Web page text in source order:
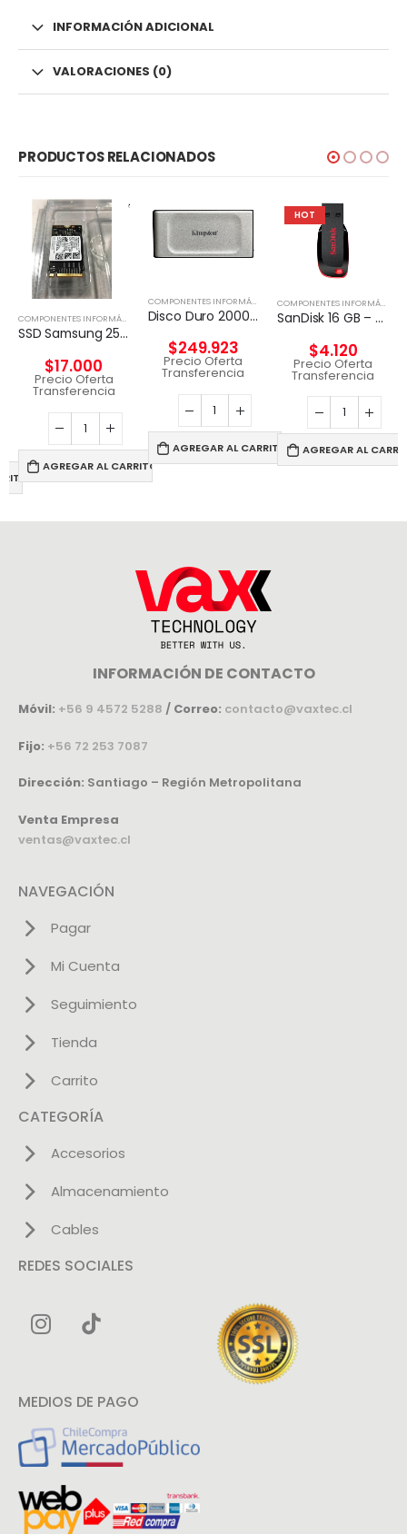
INFORMACIÓN ADICIONAL
VALORACIONES (0)
PRODUCTOS RELACIONADOS
COMPONENTES INFORMÁTICOS ,DISCO EXTERNO
SSD Samsung 256 GB / Unidad de estado sólido
$17.000
Precio Oferta
Transferencia
AGREGAR AL CARRITO
COMPONENTES INFORMÁTICOS ,DISCO EXTERNO
Disco Duro 2000G PORTABLE SSD XS2000 USB 3.2 Gen 2
$249.923
Precio Oferta
Transferencia
AGREGAR AL CARRITO
HOT
COMPONENTES INFORMÁTICOS
SanDisk 16 GB – USB 2.0
$4.120
Precio Oferta
Transferencia
AGREGAR AL
INFORMACIÓN DE CONTACTO
Móvil: +56 9 4572 5288 / Correo: contacto@vaxtec.cl
Fijo: +56 72 253 7087
Dirección: Santiago – Región Metropolitana
Venta Empresa
ventas@vaxtec.cl
NAVEGACIÓN
Pagar
Mi Cuenta
Seguimiento
Tienda
Carrito
CATEGORÍA
Accesorios
Almacenamiento
Cables
REDES SOCIALES
MEDIOS DE PAGO